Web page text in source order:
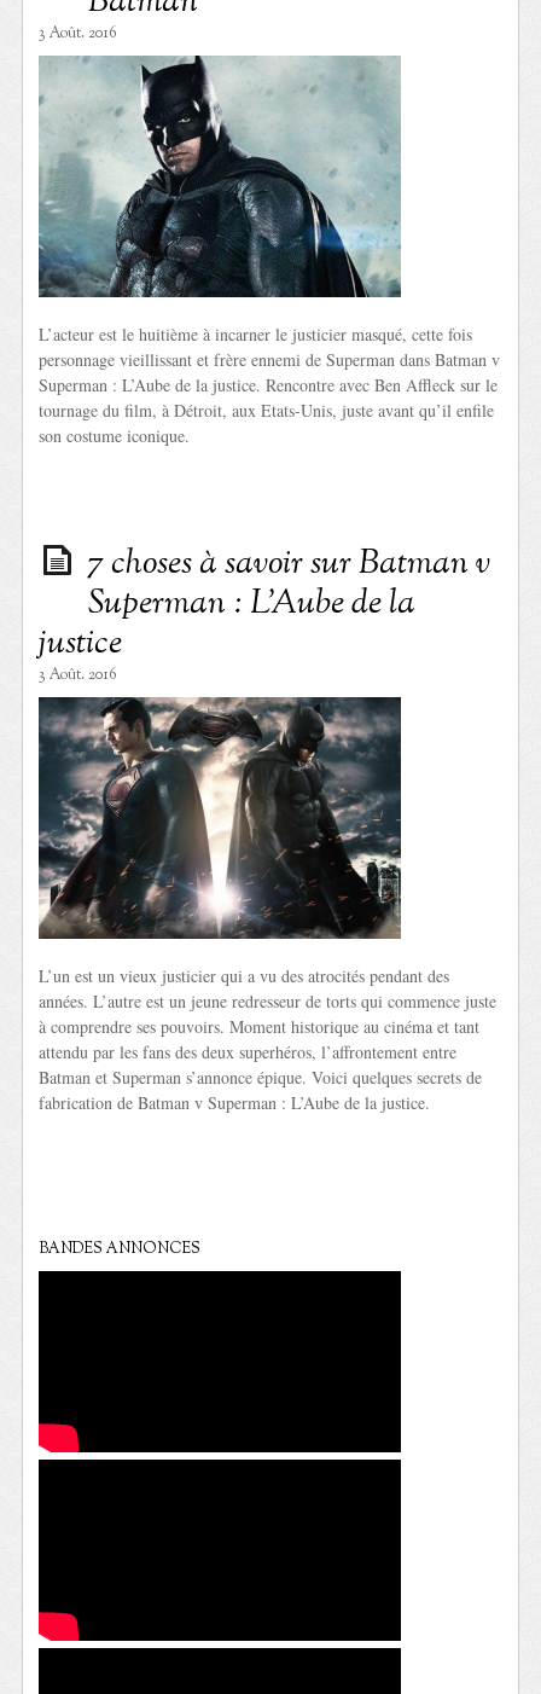
3 Août. 2016
L’acteur est le huitième à incarner le justicier masqué, cette fois
personnage vieillissant et frère ennemi de Superman dans Batman v
Superman : L’Aube de la justice. Rencontre avec Ben Affleck sur le
tournage du film, à Détroit, aux Etats-Unis, juste avant qu’il enfile
son costume iconique.
7 choses à savoir sur Batman v
Superman : L’Aube de la
justice
3 Août. 2016
L’un est un vieux justicier qui a vu des atrocités pendant des
années. L’autre est un jeune redresseur de torts qui commence juste
à comprendre ses pouvoirs. Moment historique au cinéma et tant
attendu par les fans des deux superhéros, l’affrontement entre
Batman et Superman s’annonce épique. Voici quelques secrets de
fabrication de Batman v Superman : L’Aube de la justice.
BANDES ANNONCES